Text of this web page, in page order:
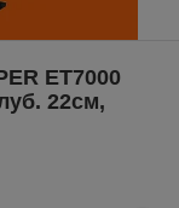
ET7000
22см,